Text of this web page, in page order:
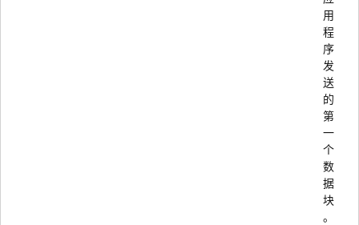
用
程
序
发
送
的
第
一
个
数
据
块
。